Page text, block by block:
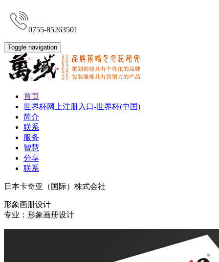
0755-85263501
Toggle navigation
首页
世界杯网上注册入口-世界杯(中国)
简介
联系
服务
智慧
分享
联系
日本卡奇亚（国际）株式会社
形象画册设计
专业：形象画册设计